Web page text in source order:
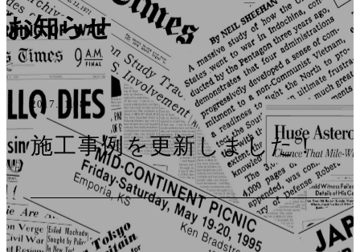
お知らせ
2017.11.08
施工事例を更新しました！